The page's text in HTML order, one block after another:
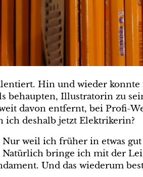
Hin und wieder
behaupten, Illustratorin zu
davon entfernt, bei Profi-
deshalb jetzt Elektrikerin?
weil ich früher in etwas
bringe ich mit der
Und das wiederum